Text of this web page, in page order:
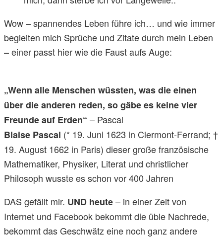
Wow – spannendes Leben führe ich… und wie immer
begleiten mich Sprüche und Zitate durch mein Leben
– einer passt hier wie die Faust aufs Auge:
„Wenn alle Menschen wüssten, was die einen
über die anderen reden, so gäbe es keine vier
Freunde auf Erden“ – Pascal
Blaise Pascal (* 19. Juni 1623 in Clermont-Ferrand; †
19. August 1662 in Paris) dieser große französische
Mathematiker, Physiker, Literat und christlicher
Philosoph wusste es schon vor 400 Jahren
DAS gefällt mir. UND heute– in einer Zeit von
Internet und Facebook bekommt die üble Nachrede,
bekommt das Geschwätz eine noch ganz andere